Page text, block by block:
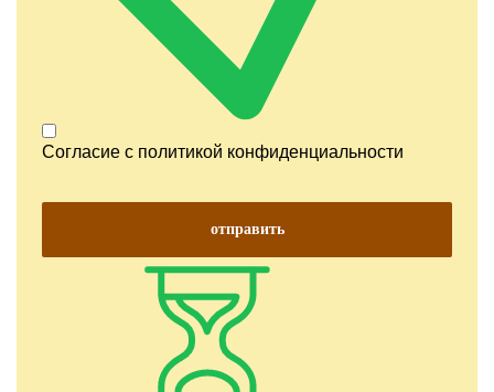
Согласие с политикой конфиденциальности
отправить